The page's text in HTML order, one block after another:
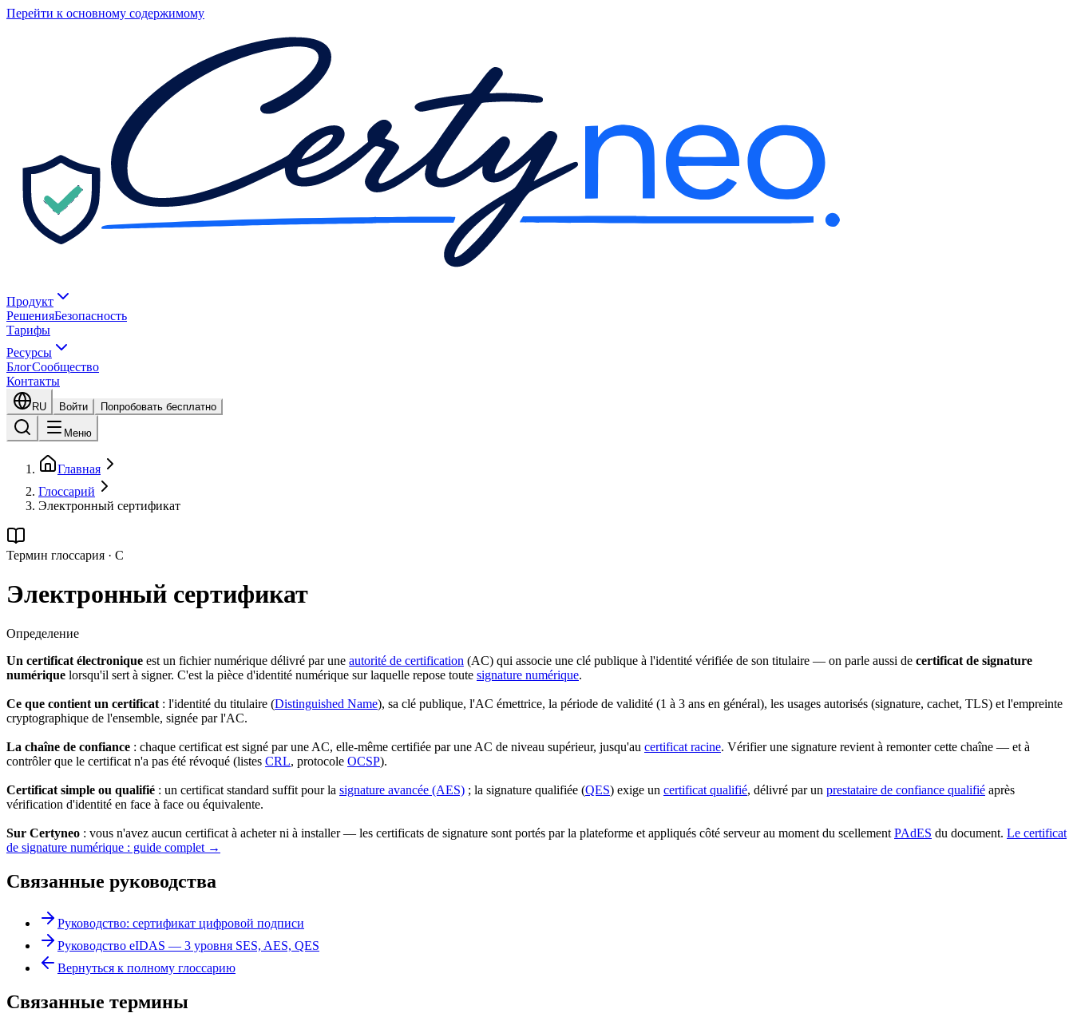
Перейти к основному содержимому
Продукт
РешенияБезопасность
Тарифы
Ресурсы
БлогСообщество
Контакты
RU Войти Попробовать бесплатно
Меню
Главная
Глоссарий
Электронный сертификат
Термин глоссария · C
Электронный сертификат
Определение
Un certificat électronique est un fichier numérique délivré par une autorité de certification (AC) qui associe une clé publique à l'identité vérifiée de son titulaire — on parle aussi de certificat de signature
numérique lorsqu'il sert à signer. C'est la pièce d'identité numérique sur laquelle repose toute signature numérique.
Ce que contient un certificat : l'identité du titulaire (Distinguished Name), sa clé publique, l'AC émettrice, la période de validité (1 à 3 ans en général), les usages autorisés (signature, cachet, TLS) et l'empreinte
cryptographique de l'ensemble, signée par l'AC.
La chaîne de confiance : chaque certificat est signé par une AC, elle-même certifiée par une AC de niveau supérieur, jusqu'au certificat racine. Vérifier une signature revient à remonter cette chaîne — et à
contrôler que le certificat n'a pas été révoqué (listes CRL, protocole OCSP).
Certificat simple ou qualifié : un certificat standard suffit pour la signature avancée (AES) ; la signature qualifiée (QES) exige un certificat qualifié, délivré par un prestataire de confiance qualifié après
vérification d'identité en face à face ou équivalente.
Sur Certyneo : vous n'avez aucun certificat à acheter ni à installer — les certificats de signature sont portés par la plateforme et appliqués côté serveur au moment du scellement PAdES du document. Le certificat
de signature numérique : guide complet →
Связанные руководства
Руководство: сертификат цифровой подписи
Руководство eIDAS — 3 уровня SES, AES, QES
Вернуться к полному глоссарию
Связанные термины